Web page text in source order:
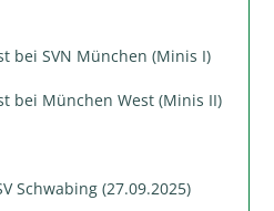
bei SVN München (Minis I)
bei München West (Minis II)
Schwabing (27.09.2025)